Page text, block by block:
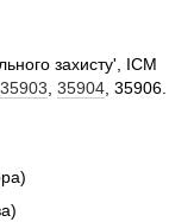
захисту', ICM
35903 35904 , 35906.